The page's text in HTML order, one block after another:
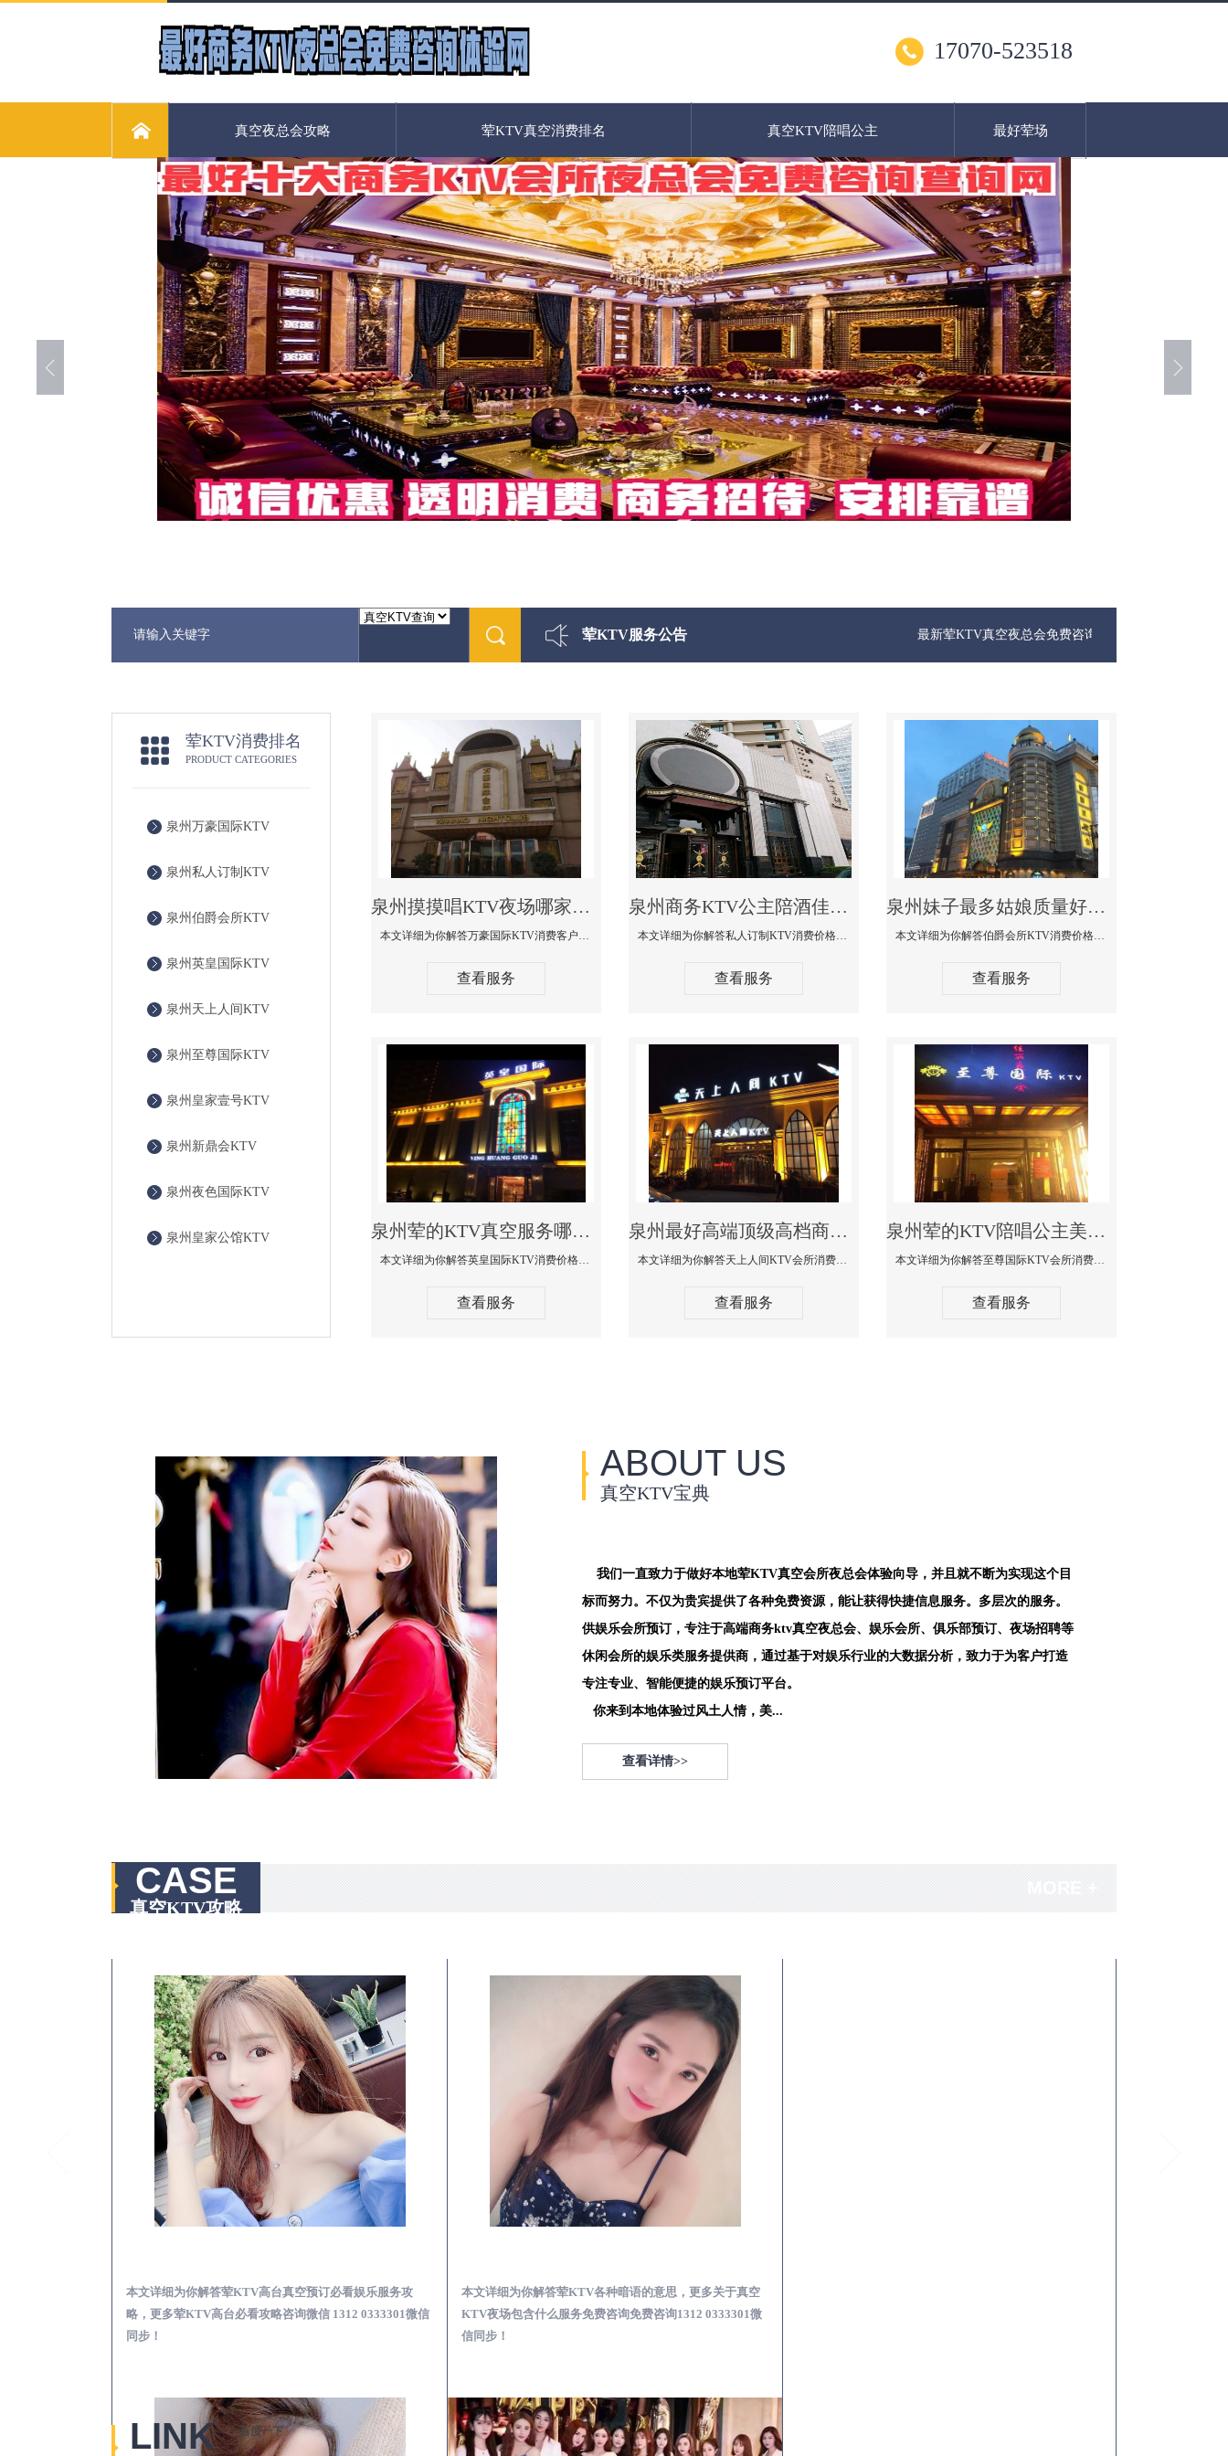
17070-523518
真空夜总会攻略 荤KTV真空消费排名 真空KTV陪唱公主 最好荤场
荤KTV服务公告 最新荤KTV真空夜总会免费咨询1312 0333301微信同步！
荤KTV消费排名
PRODUCT CATEGORIES
泉州万豪国际KTV
泉州私人订制KTV
泉州伯爵会所KTV
泉州英皇国际KTV
泉州天上人间KTV
泉州至尊国际KTV
泉州皇家壹号KTV
泉州新鼎会KTV
泉州夜色国际KTV
泉州皇家公馆KTV
泉州摸摸唱KTV夜场哪家好玩开放-万豪国际KTV消费客户点评
本文详细为你解答万豪国际KTV消费客户点评，更多关于摸摸唱KTV夜场哪家好玩开放咨询1312 0333301微信同步！
查看服务
泉州商务KTV公主陪酒佳丽漂亮哪家多-私人订制KTV消费价格口碑点评
本文详细为你解答私人订制KTV消费价格口碑点评，更多关于商务KTV公主陪酒佳丽漂亮哪家多免费咨询1312 0333301微信同步！
查看服务
泉州妹子最多姑娘质量好的真空夜总会KTV-伯爵会所KTV消费点评
本文详细为你解答伯爵会所KTV消费价格点评，更多关于妹子最多姑娘质量好的真空夜总会KTV免费咨询1312 0333301微信同步！
查看服务
泉州荤的KTV真空服务哪家好-英皇国际KTV消费价格口碑点评
本文详细为你解答英皇国际KTV消费价格点评，更多关于荤的KTV真空服务哪家好免费咨询1312 0333301微信同步！
查看服务
泉州最好高端顶级高档商务KTV夜总会-天上人间KTV消费点评
本文详细为你解答天上人间KTV会所消费价格点评，更多关于最好高端顶级高档商务KTV夜总会免费咨询1312 0333301微信同步！
查看服务
泉州荤的KTV陪唱公主美女哪家最多-至尊国际KTV会所消费价格
本文详细为你解答至尊国际KTV会所消费价格点评，更多关于荤的KTV陪唱公主美女哪家最多免费咨询1312 0333301微信同步！
查看服务
ABOUT US
真空KTV宝典
我们一直致力于做好本地荤KTV真空会所夜总会体验向导，并且就不断为实现这个目
标而努力。不仅为贵宾提供了各种免费资源，能让获得快捷信息服务。多层次的服务。
供娱乐会所预订，专注于高端商务ktv真空夜总会、娱乐会所、俱乐部预订、夜场招聘等
休闲会所的娱乐类服务提供商，通过基于对娱乐行业的大数据分析，致力于为客户打造
专注专业、智能便捷的娱乐预订平台。
你来到本地体验过风土人情，美...
查看详情>>
CASE
真空KTV攻略
本文详细为你解答荤KTV高台真空预订必看娱乐服务攻
略，更多荤KTV高台必看攻略咨询微信 1312 0333301微信
同步！
本文详细为你解答荤KTV各种暗语的意思，更多关于真空
KTV夜场包含什么服务免费咨询免费咨询1312 0333301微
信同步！
LINK 百度一下